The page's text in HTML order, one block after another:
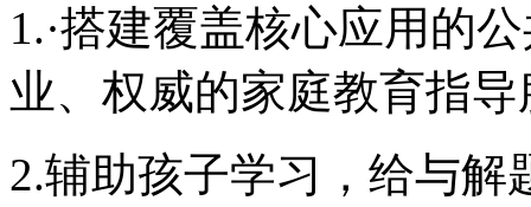
1.·搭建覆盖核心应用的
业、权威的家庭教育指导
2.辅助孩子学习，给与